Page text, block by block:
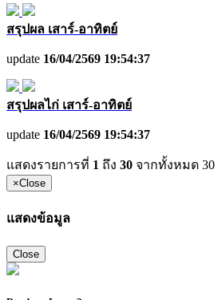
สรุปผล เสาร์-อาทิตย์
update 16/04/2569 19:54:37
สรุปผลไก่ เสาร์-อาทิตย์
update 16/04/2569 19:54:37
แสดงรายการที่ 1 ถึง 30 จากทั้งหมด 30
×Close
แสดงข้อมูล
Close